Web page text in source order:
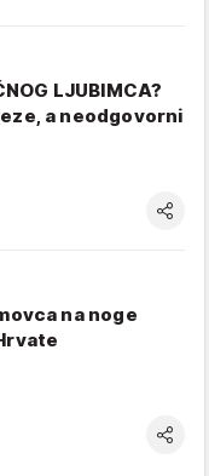
LJUBIMCA?
a neodgovorni
na noge